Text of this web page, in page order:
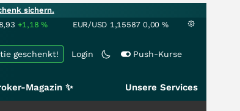
sichern.
+1,18% EUR/USD 1,15587 0,00 %
Login Push-Kurse
geschenkt!
Magazin ✨ Unsere Services